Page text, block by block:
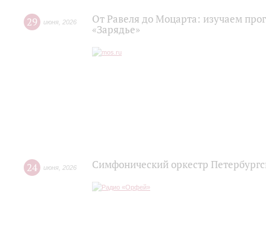
29 июня 2026
От Равеля до Моцарта: изучаем
«Зарядье»
24 июня 2026 Симфонический оркестр